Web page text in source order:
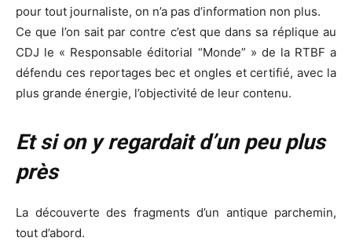
pour tout journaliste, on n’a pas d’information non plus.
Ce que l’on sait par contre c’est que dans sa réplique au
CDJ le « Responsable éditorial “Monde” » de la RTBF a
défendu ces reportages bec et ongles et certifié, avec la
plus grande énergie, l’objectivité de leur contenu.
Et si on y regardait d’un peu plus
près
La découverte des fragments d’un antique parchemin,
tout d’abord.